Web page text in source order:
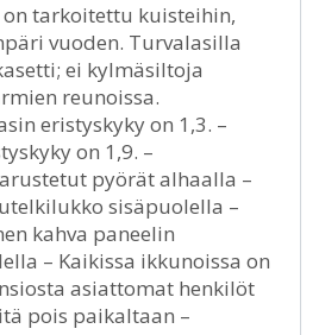
tarkoitettu kuisteihin,
vuoden. Turvalasilla
ei kylmäsiltoja
reunoissa.
eristyskyky on 1,3. –
on 1,9. –
pyörät alhaalla –
sisäpuolella –
kahva paneelin
– Kaikissa ikkunoissa on
asiattomat henkilöt
pois paikaltaan –